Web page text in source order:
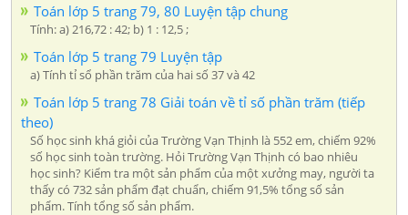
Toán lớp 5 trang 79, 80 Luyện tập chung
Tính: a) 216,72 : 42; b) 1 : 12,5 ;
Toán lớp 5 trang 79 Luyện tập
a) Tính tỉ sổ phần trăm của hai số 37 và 42
Toán lớp 5 trang 78 Giải toán về tỉ số phần trăm (tiếp
theo)
Số học sinh khá giỏi của Trường Vạn Thịnh là 552 em, chiếm 92%
số học sinh toàn trường. Hỏi Trường Vạn Thịnh có bao nhiêu
học sinh? Kiểm tra một sản phẩm của một xưởng may, người ta
thấy có 732 sản phẩm đạt chuẩn, chiếm 91,5% tổng số sản
phẩm. Tính tổng số sản phẩm.